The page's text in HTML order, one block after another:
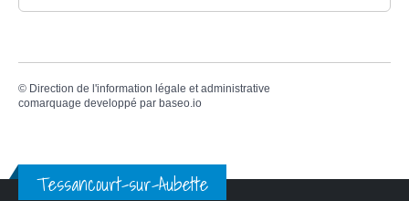
© Direction de l'information légale et administrative
comarquage developpé par baseo.io
Tessancourt-sur-Aubette